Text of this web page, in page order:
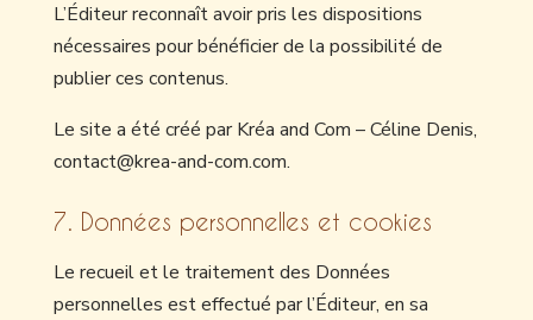
L’Éditeur reconnaît avoir pris les dispositions
nécessaires pour bénéficier de la possibilité de
publier ces contenus.
Le site a été créé par Kréa and Com – Céline Denis,
contact@krea-and-com.com.
7. Données personnelles et cookies
Le recueil et le traitement des Données
personnelles est effectué par l’Éditeur, en sa